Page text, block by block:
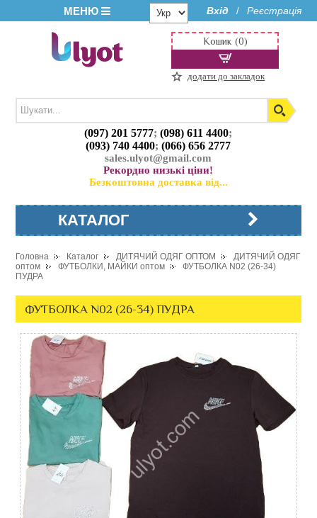
МЕНЮ Вхід / Реєстрація
(097) 201 5777;(098) 611 4400;
(093) 740 4400;(066) 656 2777
sales.ulyot@gmail.com
Рекордно низькі ціни!
Безкоштовна доставка від...
Кошик (0)
додати до закладок
КАТАЛОГ
Головна Каталог ДИТЯЧИЙ ОДЯГ ОПТОМ
ДИТЯЧИЙ ОДЯГ
оптом
ФУТБОЛКИ, МАЙКИ оптом
ФУТБОЛКА N02 (26-34)
ПУДРА
ФУТБОЛКА N02 (26-34) ПУДРА